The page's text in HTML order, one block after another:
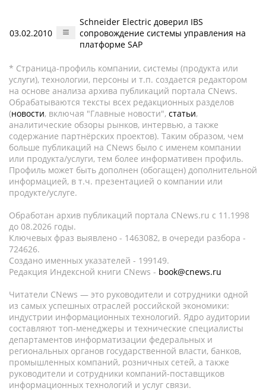
03.02.2010
Schneider Electric доверил IBS
сопровождение системы управления на
платформе SAP
* Страница-профиль компании, системы (продукта или
услуги), технологии, персоны и т.п. создается редактором
на основе анализа архива публикаций портала CNews.
Обрабатываются тексты всех редакционных разделов
(новости, включая "Главные новости", статьи,
аналитические обзоры рынков, интервью, а также
содержание партнёрских проектов). Таким образом, чем
больше публикаций на CNews было с именем компании
или продукта/услуги, тем более информативен профиль.
Профиль может быть дополнен (обогащен) дополнительной
информацией, в т.ч. презентацией о компании или
продукте/услуге.
Обработан архив публикаций портала CNews.ru c 11.1998
до 08.2026 годы.
Ключевых фраз выявлено - 1463082, в очереди разбора -
724626.
Создано именных указателей - 199149.
Редакция Индексной книги CNews - book@cnews.ru
Читатели CNews — это руководители и сотрудники одной
из самых успешных отраслей российской экономики:
индустрии информационных технологий. Ядро аудитории
составляют топ-менеджеры и технические специалисты
департаментов информатизации федеральных и
региональных органов государственной власти, банков,
промышленных компаний, розничных сетей, а также
руководители и сотрудники компаний-поставщиков
информационных технологий и услуг связи.